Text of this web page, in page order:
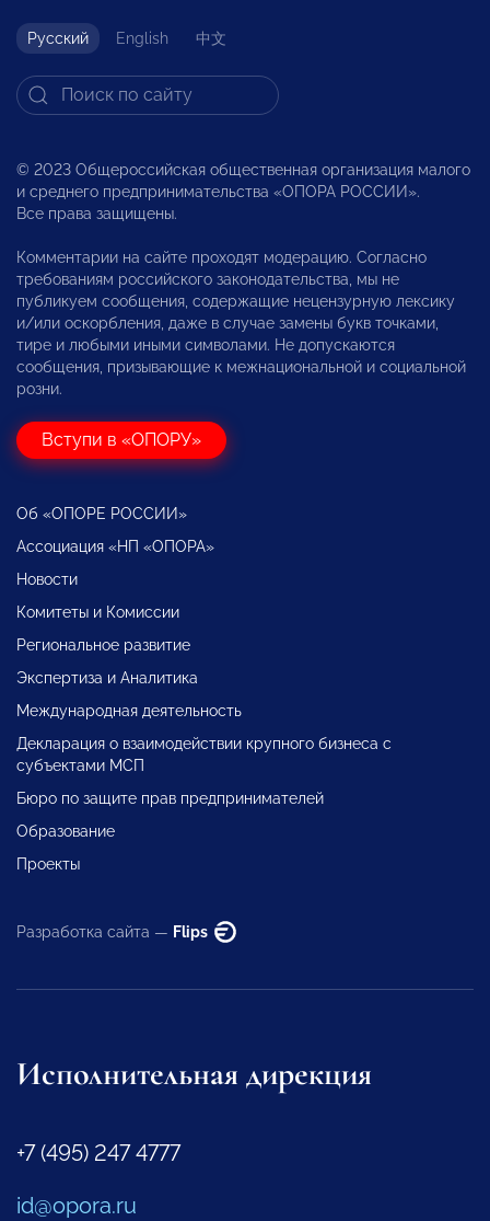
Русский English 中文
© 2023 Общероссийская общественная организация малого
и среднего предпринимательства «ОПОРА РОССИИ».
Все права защищены.
Комментарии на сайте проходят модерацию. Согласно
требованиям российского законодательства, мы не
публикуем сообщения, содержащие нецензурную лексику
и/или оскорбления, даже в случае замены букв точками,
тире и любыми иными символами. Не допускаются
сообщения, призывающие к межнациональной и социальной
розни.
Вступи в «ОПОРУ»
Об «ОПОРЕ РОССИИ»
Ассоциация «НП «ОПОРА»
Новости
Комитеты и Комиссии
Региональное развитие
Экспертиза и Аналитика
Международная деятельность
Декларация о взаимодействии крупного бизнеса с
субъектами МСП
Бюро по защите прав предпринимателей
Образование
Проекты
Разработка сайта — Flips
Исполнительная дирекция
+7 (495) 247 4777
id@opora.ru